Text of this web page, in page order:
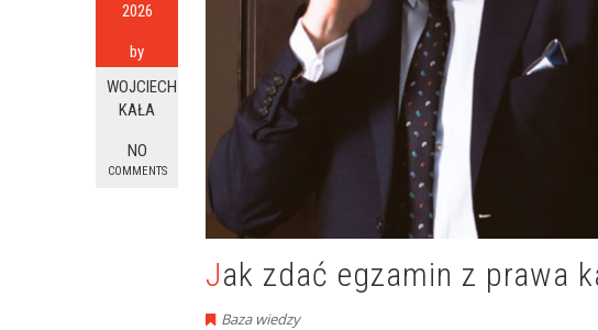
2026
by
WOJCIECH
KAŁA
NO
COMMENTS
Jak zdać egzamin z prawa
Baza wiedzy